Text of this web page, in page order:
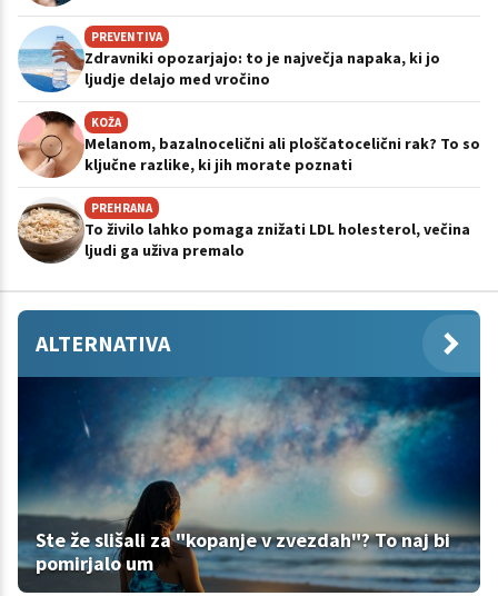
PREVENTIVA
Zdravniki opozarjajo: to je največja napaka, ki jo
ljudje delajo med vročino
KOŽA
Melanom, bazalnocelični ali ploščatocelični rak? To so
ključne razlike, ki jih morate poznati
PREHRANA
To živilo lahko pomaga znižati LDL holesterol, večina
ljudi ga uživa premalo
ALTERNATIVA
Ste že slišali za "kopanje v zvezdah"? To naj bi
pomirjalo um